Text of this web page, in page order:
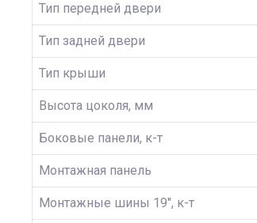
Тип передней двери
Тип задней двери
Тип крыши
Высота цоколя, мм
Боковые панели, к-т
Монтажная панель
Монтажные шины 19", к-т